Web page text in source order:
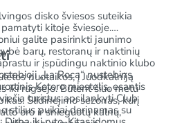
disko šviesos suteikia
kitoje šviesoje.
galite pasirinkti jaunimo
barų, restoranų ir naktinių
ir įspūdingu naktinio klubo
„La Roca“ nustebins
Kotoro miestelis, esantis
turistus apsilankyti Club
stilius puikiai derinamas su
nuotaikos, į Juodkalniją
iki rugsėjo. Būtent šiuo metu
Slidinėjimo sezonas, kurį
oro ir snieguotų kalnų,